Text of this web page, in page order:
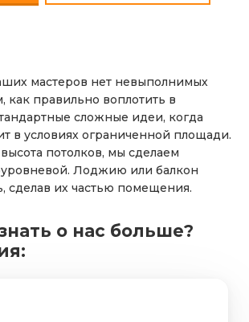
мастеров нет невыполнимых
как правильно воплотить в
сложные идеи, когда
в условиях ограниченной площади.
потолков, мы сделаем
Лоджию или балкон
сделав их частью помещения.
о нас больше?